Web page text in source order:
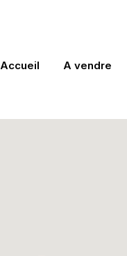
Accueil A vendre